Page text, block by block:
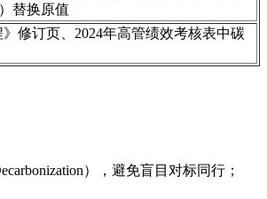
）替换原值
修订页、2024年高管绩效考核表中碳
），避免盲目对标同行；